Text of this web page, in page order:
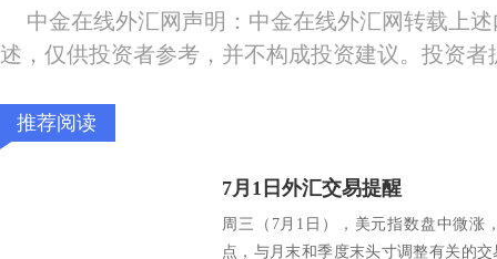
中金在线外汇网声明：中金在线外汇网转载上
述，仅供投资者参考，并不构成投资建议。投资
推荐阅读
7月1日外汇交易提醒
周三（7月1日），美元指数盘中微涨
点，与月末和季度末头寸调整有关的